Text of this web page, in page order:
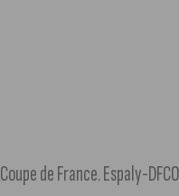
Coupe de France. Espaly-